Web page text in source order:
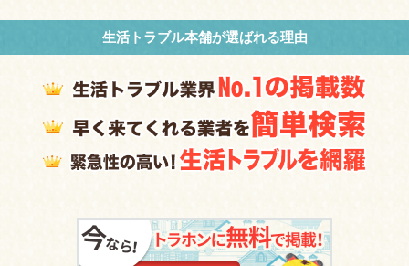
生活トラブル本舗が選ばれる理由